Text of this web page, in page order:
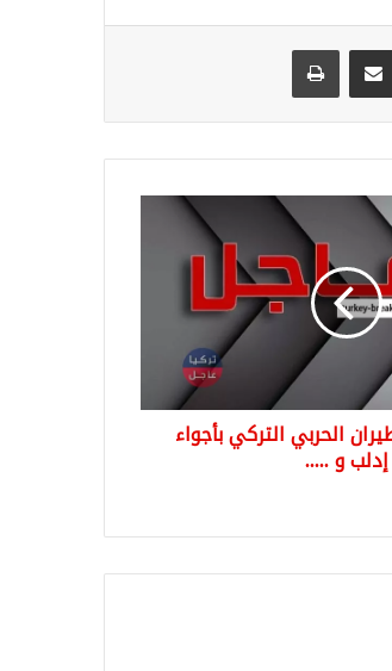
مشاركة عبر البريد طباعة
الحربي التركي بأجواء
إدلب و .....